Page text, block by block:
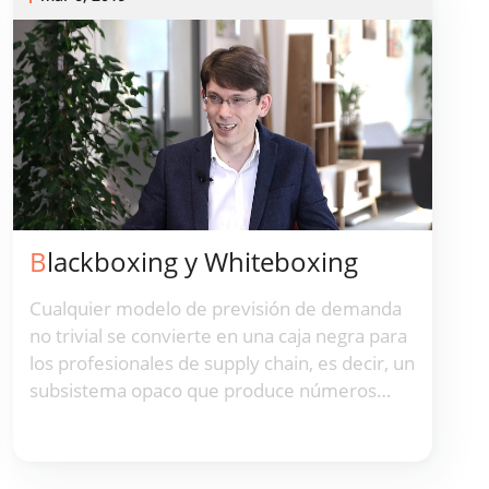
LokadTV intentamos averiguar si este
método realmente funciona en la práctica y
por qué.
Blackboxing y Whiteboxing
Cualquier modelo de previsión de demanda
no trivial se convierte en una caja negra para
los profesionales de supply chain, es decir, un
subsistema opaco que produce números